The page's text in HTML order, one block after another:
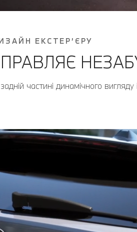
ЕКСТЕР’ЄРУ
частині динамічного